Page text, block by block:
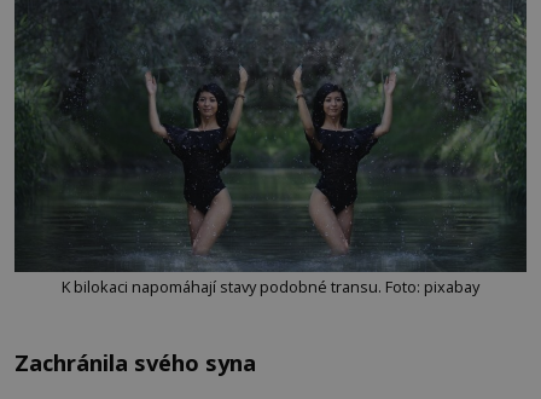
K bilokaci napomáhají stavy podobné transu. Foto: pixabay
Zachránila svého syna